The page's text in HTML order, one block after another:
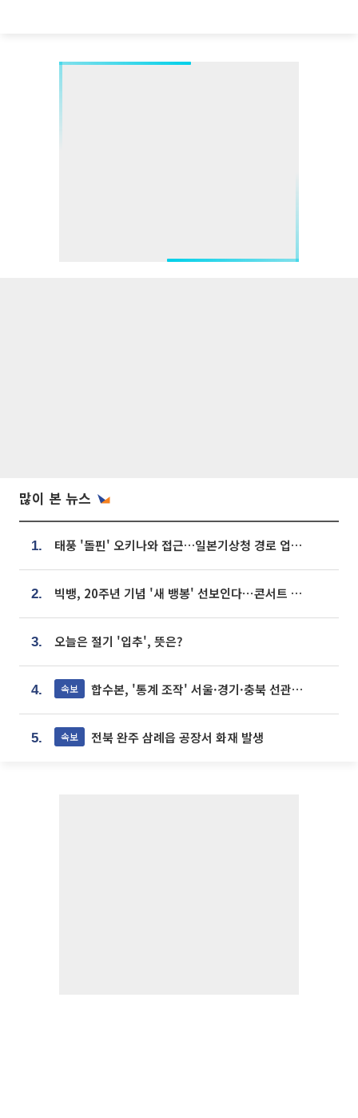
많이 본 뉴스
1. 태풍 '돌핀' 오키나와 접근…일본기상청 경로 업데이트
2. 빅뱅, 20주년 기념 '새 뱅봉' 선보인다⋯콘서트 앞두고 팝업 개최
3. 오늘은 절기 '입추', 뜻은?
4. 속보 합수본, '통계 조작' 서울·경기·충북 선관위 등 추가 압수수색
5. 속보 전북 완주 삼례읍 공장서 화재 발생